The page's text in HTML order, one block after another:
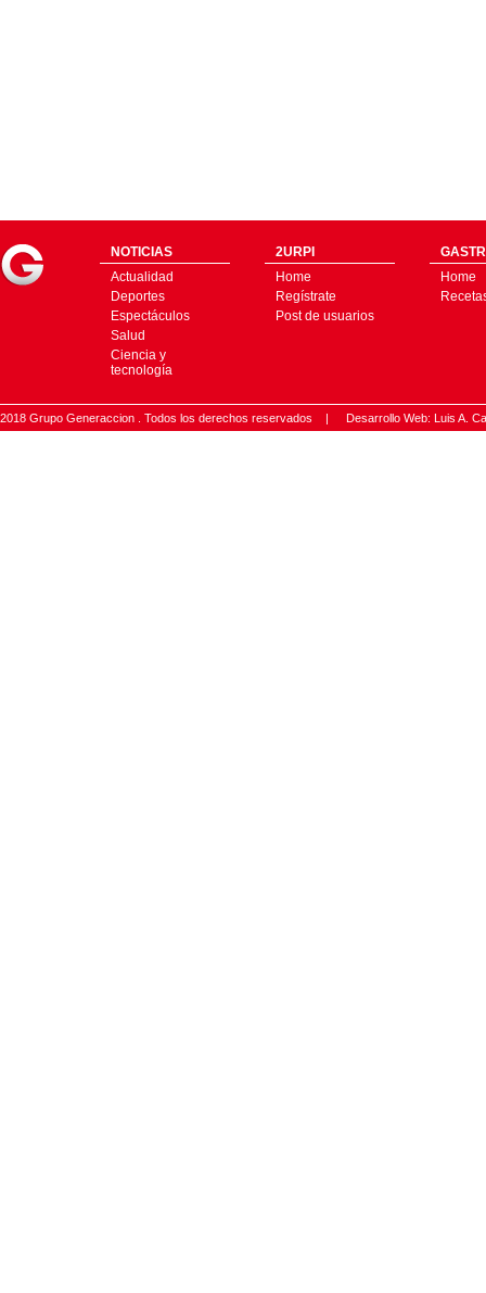
NOTICIAS
Actualidad
Deportes
Espectáculos
Salud
Ciencia y
tecnología
2URPI
Home
Regístrate
Post de usuarios
Home
2018 Grupo Generaccion . Todos los derechos reservados | Desarrollo Web: Luis